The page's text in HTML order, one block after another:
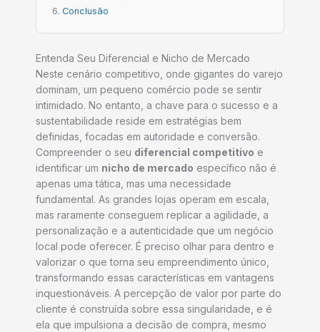
Conclusão
Entenda Seu Diferencial e Nicho de Mercado
Neste cenário competitivo, onde gigantes do varejo
dominam, um pequeno comércio pode se sentir
intimidado. No entanto, a chave para o sucesso e a
sustentabilidade reside em estratégias bem
definidas, focadas em autoridade e conversão.
Compreender o seu diferencial competitivo e
identificar um nicho de mercado específico não é
apenas uma tática, mas uma necessidade
fundamental. As grandes lojas operam em escala,
mas raramente conseguem replicar a agilidade, a
personalização e a autenticidade que um negócio
local pode oferecer. É preciso olhar para dentro e
valorizar o que torna seu empreendimento único,
transformando essas características em vantagens
inquestionáveis. A percepção de valor por parte do
cliente é construída sobre essa singularidade, e é
ela que impulsiona a decisão de compra, mesmo